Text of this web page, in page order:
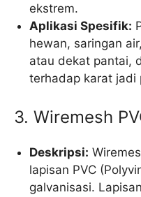
ekstrem.
Aplikasi Spesifik:
hewan, saringan
atau dekat pantai,
terhadap karat jadi
3. Wiremesh
Deskripsi:
lapisan PVC
galvanisasi.